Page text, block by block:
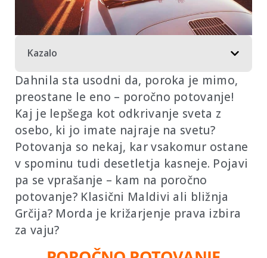
Kazalo
Dahnila sta usodni da, poroka je mimo,
preostane le eno – poročno potovanje!
Kaj je lepšega kot odkrivanje sveta z
osebo, ki jo imate najraje na svetu?
Potovanja so nekaj, kar vsakomur ostane
v spominu tudi desetletja kasneje. Pojavi
pa se vprašanje – kam na poročno
potovanje? Klasični Maldivi ali bližnja
Grčija? Morda je križarjenje prava izbira
za vaju?